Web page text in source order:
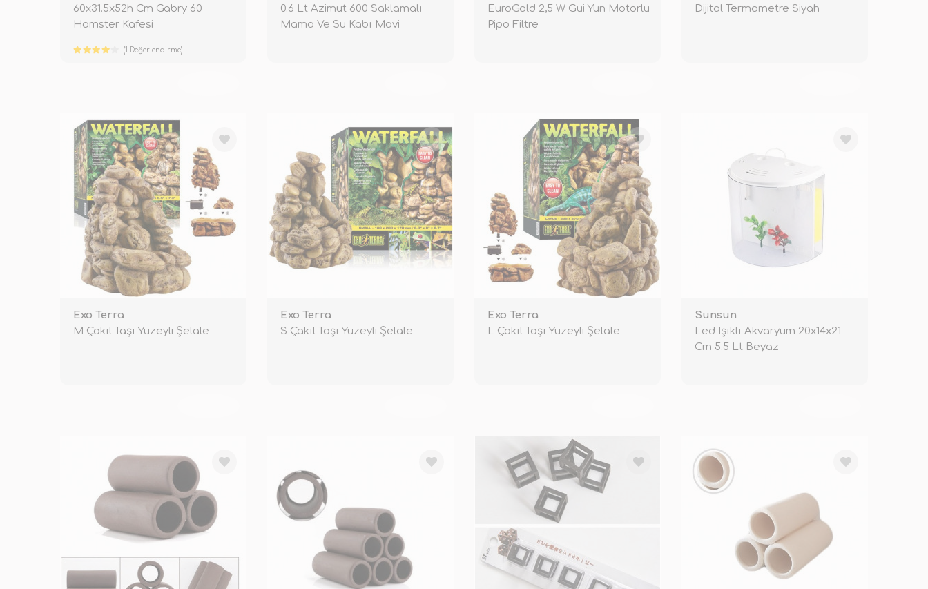
60x31.5x52h Cm Gabry 60
Hamster Kafesi
(1 Değerlendirme)
0.6 Lt Azimut 600 Saklamalı
Mama Ve Su Kabı Mavi
EuroGold 2,5 W Gui Yun Motorlu
Pipo Filtre
Dijital Termometre Siyah
Exo Terra
M Çakıl Taşı Yüzeyli Şelale
Exo Terra
S Çakıl Taşı Yüzeyli Şelale
Exo Terra
L Çakıl Taşı Yüzeyli Şelale
Sunsun
Led Işıklı Akvaryum 20x14x21
Cm 5.5 Lt Beyaz